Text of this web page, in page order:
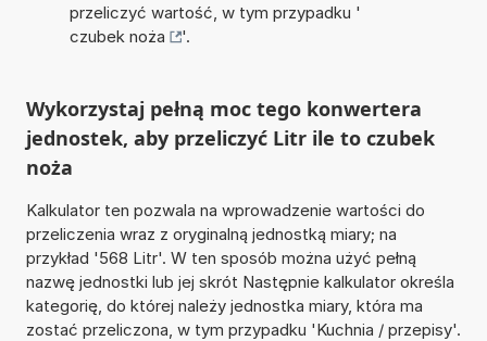
przeliczyć wartość, w tym przypadku '
czubek noża
'.
Wykorzystaj pełną moc tego konwertera
jednostek, aby przeliczyć Litr ile to czubek
noża
Kalkulator ten pozwala na wprowadzenie wartości do
przeliczenia wraz z oryginalną jednostką miary; na
przykład '568 Litr'. W ten sposób można użyć pełną
nazwę jednostki lub jej skrót Następnie kalkulator określa
kategorię, do której należy jednostka miary, która ma
zostać przeliczona, w tym przypadku 'Kuchnia / przepisy'.